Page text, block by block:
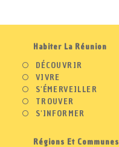
Habiter La Réunion
DÉCOUVRIR
VIVRE
S'ÉMERVEILLER
TROUVER
S'INFORMER
Régions Et Communes